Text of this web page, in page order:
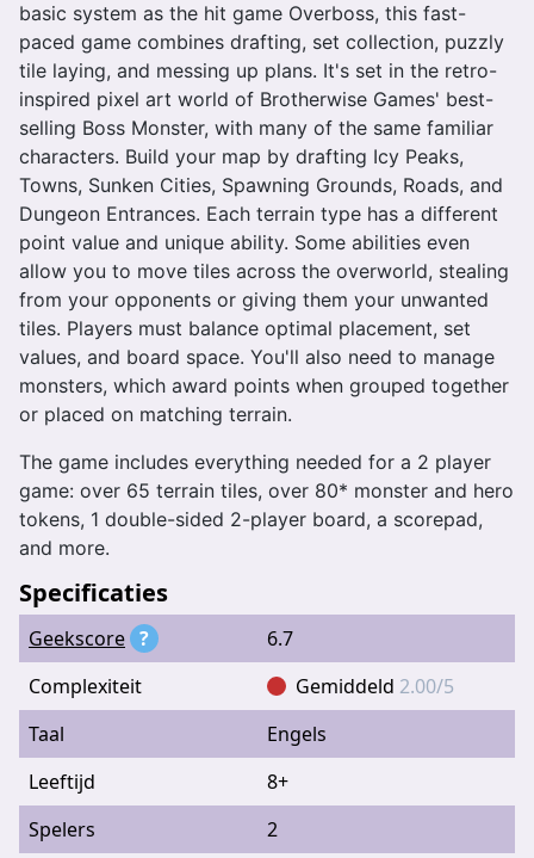
basic system as the hit game Overboss, this fast-
paced game combines drafting, set collection, puzzly
tile laying, and messing up plans. It's set in the retro-
inspired pixel art world of Brotherwise Games' best-
selling Boss Monster, with many of the same familiar
characters. Build your map by drafting Icy Peaks,
Towns, Sunken Cities, Spawning Grounds, Roads, and
Dungeon Entrances. Each terrain type has a different
point value and unique ability. Some abilities even
allow you to move tiles across the overworld, stealing
from your opponents or giving them your unwanted
tiles. Players must balance optimal placement, set
values, and board space. You'll also need to manage
monsters, which award points when grouped together
or placed on matching terrain.
The game includes everything needed for a 2 player
game: over 65 terrain tiles, over 80* monster and hero
tokens, 1 double-sided 2-player board, a scorepad,
and more.
Specificaties
Geekscore ?
6.7
Complexiteit
Gemiddeld 2.00/5
Taal
Engels
Leeftijd
8+
Spelers
2